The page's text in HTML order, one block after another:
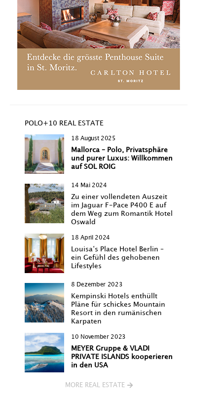
POLO+10 REAL ESTATE
18 August 2025
Mallorca – Polo, Privatsphäre
und purer Luxus: Willkommen
auf SOL ROIG
14 Mai 2024
Zu einer vollendeten Auszeit
im Jaguar F-Pace P400 E auf
dem Weg zum Romantik Hotel
Oswald
18 April 2024
Louisa‘s Place Hotel Berlin –
ein Gefühl des gehobenen
Lifestyles
8 Dezember 2023
Kempinski Hotels enthüllt
Pläne für schickes Mountain
Resort in den rumänischen
Karpaten
10 November 2023
MEYER Gruppe & VLADI
PRIVATE ISLANDS kooperieren
in den USA
MORE REAL ESTATE